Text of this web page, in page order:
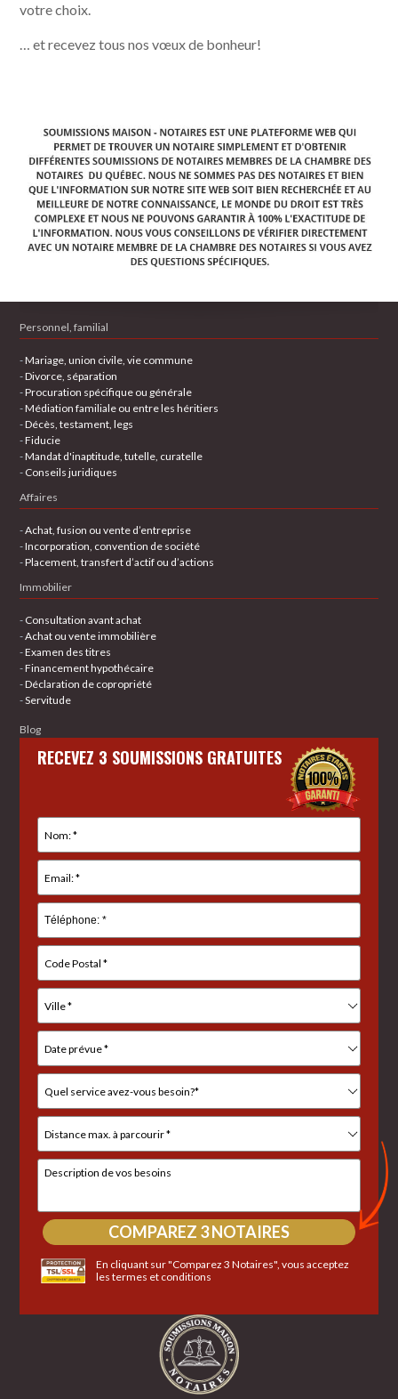
votre choix.
… et recevez tous nos vœux de bonheur!
Personnel, familial
-Mariage, union civile, vie commune
-Divorce, séparation
-Procuration spécifique ou générale
-Médiation familiale ou entre les héritiers
-Décès, testament, legs
-Fiducie
-Mandat d'inaptitude, tutelle, curatelle
- Conseils juridiques
Affaires
-Achat, fusion ou vente d’entreprise
-Incorporation, convention de société
-Placement, transfert d’actif ou d’actions
Immobilier
- Consultation avant achat
-Achat ou vente immobilière
-Examen des titres
-Financement hypothécaire
-Déclaration de copropriété
-Servitude
Blog
RECEVEZ 3 SOUMISSIONS GRATUITES
En cliquant sur "Comparez 3 Notaires", vous acceptez
lestermes et conditions